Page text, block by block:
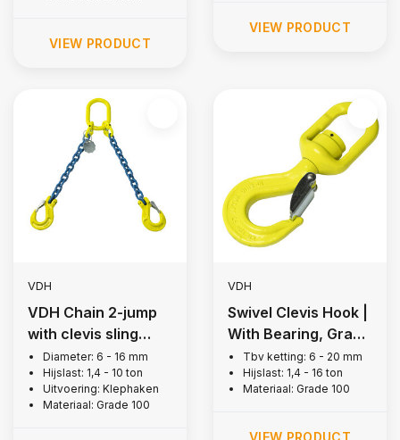
VIEW PRODUCT
VIEW PRODUCT
VDH
VDH Chain 2-jump
with clevis sling
hooks, Grade 100
Diameter: 6 - 16 mm
Hijslast: 1,4 - 10 ton
Uitvoering: Klephaken
Materiaal: Grade 100
VDH
Swivel Clevis Hook |
With Bearing, Grade
100Tbv ketting: 6 - 20 mm
Hijslast: 1,4 - 16 ton
Materiaal: Grade 100
VIEW PRODUCT